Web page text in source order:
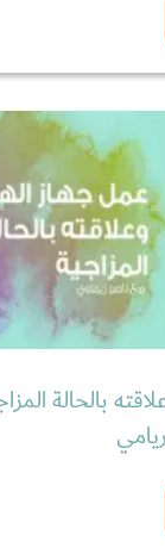
وأهمية